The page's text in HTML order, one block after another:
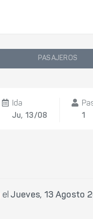
PASAJEROS
Ida
Ju, 13/08
1
elJueves, 13 Agosto